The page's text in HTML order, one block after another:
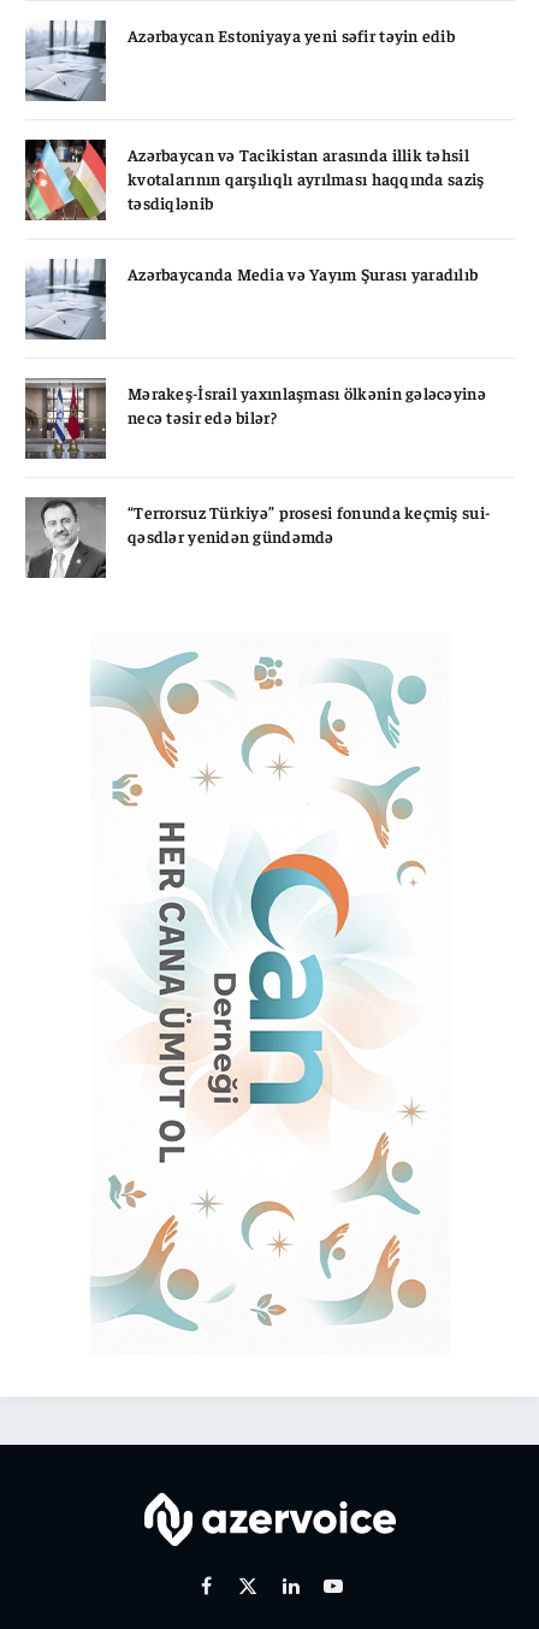
Azərbaycan Estoniyaya yeni səfir təyin edib
Azərbaycan və Tacikistan arasında illik təhsil
kvotalarının qarşılıqlı ayrılması haqqında saziş
təsdiqlənib
Azərbaycanda Media və Yayım Şurası yaradılıb
Mərakeş-İsrail yaxınlaşması ölkənin gələcəyinə
necə təsir edə bilər?
“Terrorsuz Türkiyə” prosesi fonunda keçmiş sui-
qəsdlər yenidən gündəmdə
Facebook
X
LinkedinYoutube